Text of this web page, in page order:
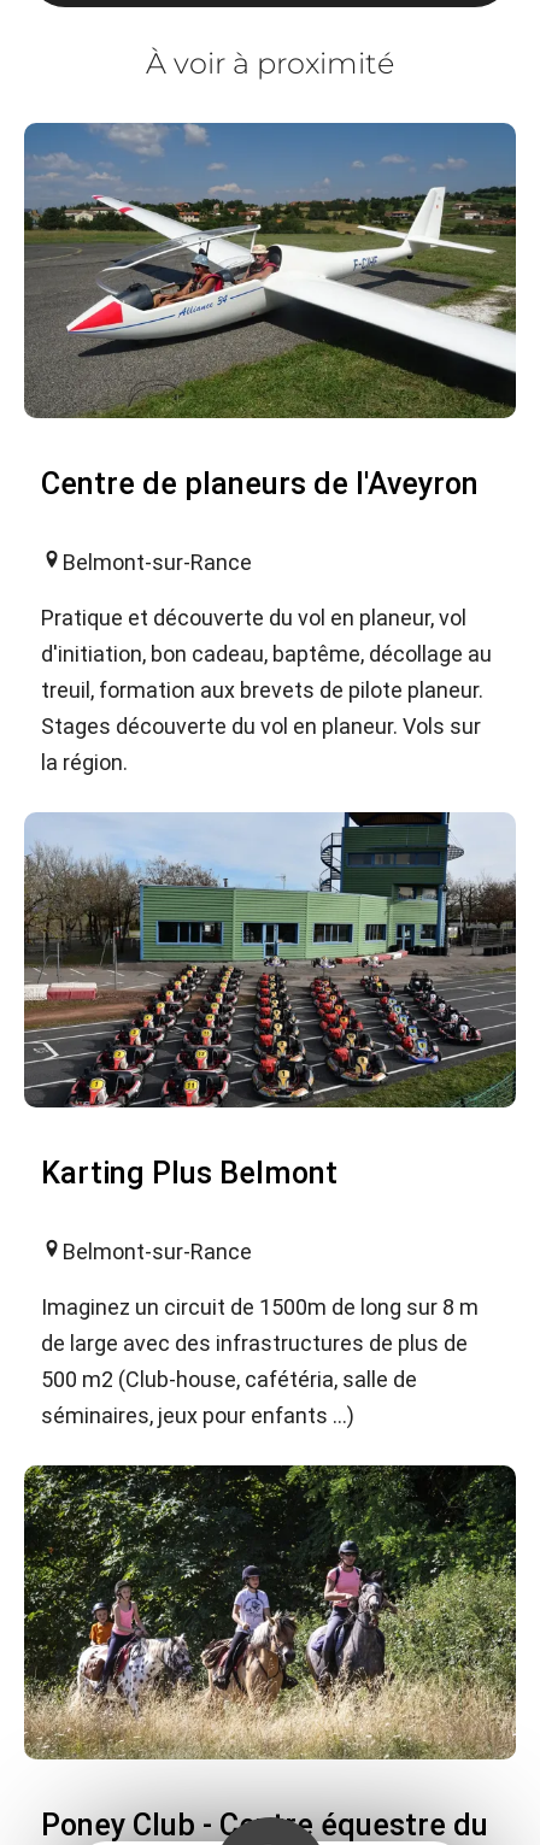
À voir à proximité
Centre de planeurs de l'Aveyron
Belmont-sur-Rance
Pratique et découverte du vol en planeur, vol
d'initiation, bon cadeau, baptême, décollage au
treuil, formation aux brevets de pilote planeur.
Stages découverte du vol en planeur. Vols sur
la région.
Karting Plus Belmont
Belmont-sur-Rance
Imaginez un circuit de 1500m de long sur 8 m
de large avec des infrastructures de plus de
500 m2 (Club-house, cafétéria, salle de
séminaires, jeux pour enfants ...)
Poney Club - Centre équestre du